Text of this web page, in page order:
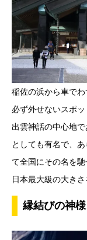
稲佐の浜から車で
必ず外せないスポッ
出雲神話の中心地で
としても有名で、
て全国にその名を馳
日本最大級の大き
縁結びの神様